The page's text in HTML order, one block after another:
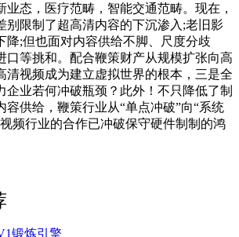
业态，医疗范畴，智能交通范畴。现在，
别限制了超高清内容的下沉渗入;老旧影
降;但也面对内容供给不脚、尺度分歧
口等挑和。配合鞭策财产从规模扩张向高
清视频成为建立虚拟世界的根本，三是全
企业若何冲破瓶颈？此外！不只降低了制
容供给，鞭策行业从“单点冲破”向“系统
频行业的合作已冲破保守硬件制制的鸿
锻炼引擎